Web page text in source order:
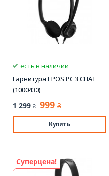
есть в наличии
Гарнитура EPOS PC 3 CHAT
(1000430)
1 299 ₴ 999 ₴
Купить
Суперцена!